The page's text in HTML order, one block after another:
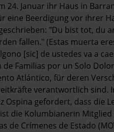
24. Januar ihr Haus in
eine Beerdigung vor ihrer
"Du bist tot, du
fallen." (Estas muerta
[sic] de ustedes va a
Familias por un Solo
Atlántico, für deren
verantwortlich sind.
Ospina gefordert, dass die
die Kolumbianerin
de Crímenes de Estado